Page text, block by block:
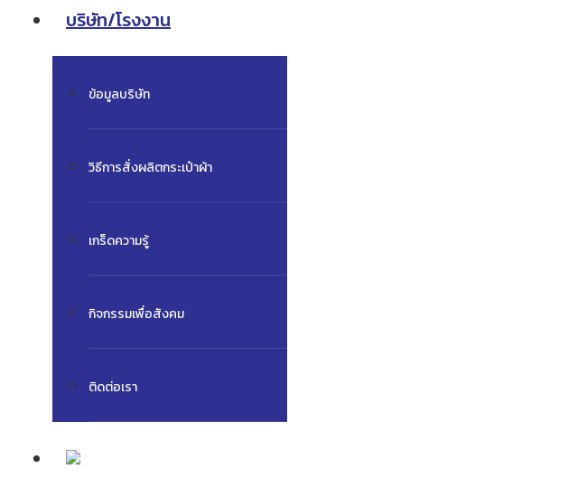
บริษัท/โรงงาน
ข้อมูลบริษัท
วิธีการสั่งผลิตกระเป๋าผ้า
เกร็ดความรู้
กิจกรรมเพื่อสังคม
ติดต่อเรา